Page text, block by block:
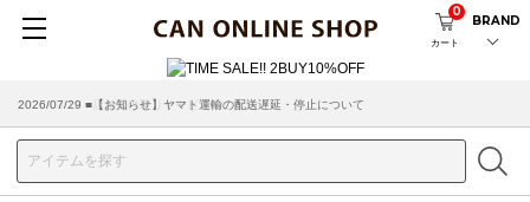
カート
0
BRAND
2026/07/29 ■【お知らせ】ヤマト運輸の配送遅延・停止について
2026/03/18 ■店舗受け取りサービスのご案内